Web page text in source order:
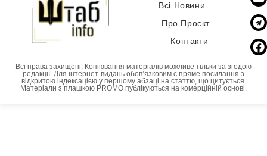
Всі Новини
Про Проєкт
Контакти
Всі права захищені. Копіювання матеріалів можливе тільки за згодою
редакції. Для інтернет-видань обовʼязковим є пряме посилання з
відкритою індексацією у першому абзаці на статтю, що цитується.
Матеріали з плашкою PROMO публікуються на комерційній основі.